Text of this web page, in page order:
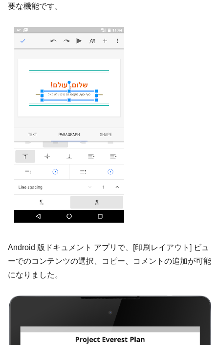
要な機能です。
Android 版ドキュメント アプリで、[印刷レイアウト] ビュ
ーでのコンテンツの選択、コピー、コメントの追加が可能
になりました。